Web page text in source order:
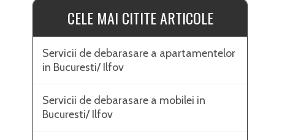
CELE MAI CITITE ARTICOLE
Servicii de debarasare a apartamentelor
in Bucuresti/ Ilfov
Servicii de debarasare a mobilei in
Bucuresti/ Ilfov